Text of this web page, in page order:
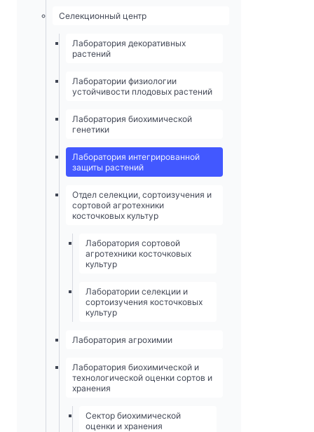
Селекционный центр
Лаборатория декоративных
растений
Лаборатории физиологии
устойчивости плодовых растений
Лаборатория биохимической
генетики
Лаборатория интегрированной
защиты растений
Отдел селекции, сортоизучения и
сортовой агротехники
косточковых культур
Лаборатория сортовой
агротехники косточковых
культур
Лаборатории селекции и
сортоизучения косточковых
культур
Лаборатория агрохимии
Лаборатория биохимической и
технологической оценки сортов и
хранения
Сектор биохимической
оценки и хранения